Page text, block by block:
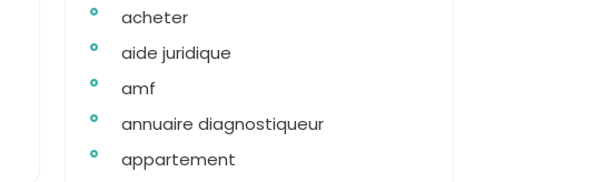
acheter
aide juridique
amf
annuaire diagnostiqueur
appartement